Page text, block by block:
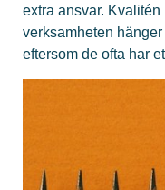
extra ansvar.
verksamheten
eftersom de ofta har